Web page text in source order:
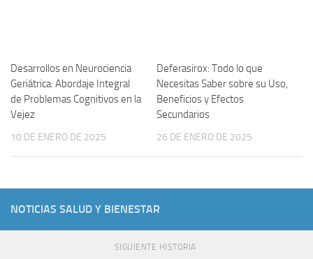
Desarrollos en Neurociencia
Geriátrica: Abordaje Integral
de Problemas Cognitivos en la
Vejez
10 DE ENERO DE 2025
Deferasirox: Todo lo que
Necesitas Saber sobre su Uso,
Beneficios y Efectos
Secundarios
26 DE ENERO DE 2025
NOTICIAS SALUD Y BIENESTAR
SIGUIENTE HISTORIA